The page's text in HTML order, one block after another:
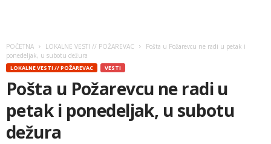
POČETNA LOKALNE VESTI // POŽAREVAC
Pošta u Požarevcu ne radi u petak i
ponedeljak, u subotu dežura
LOKALNE VESTI // POŽAREVAC VESTI
Pošta u Požarevcu ne radi u
petak i ponedeljak, u subotu
dežura